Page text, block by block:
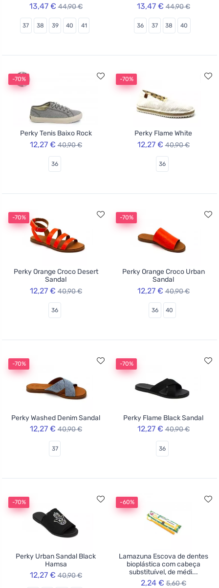
13,47 € 44,90 €
37 38 39 40 41
13,47 € 44,90 €
36 37 38 40
-70%
Perky Tenis Baixo Rock
12,27 € 40,90 €
36
-70%
Perky Flame White
12,27 € 40,90 €
36
-70%
Perky Orange Croco Desert
Sandal
12,27 € 40,90 €
36
-70%
Perky Orange Croco Urban
Sandal
12,27 € 40,90 €
36 40
-70%
Perky Washed Denim Sandal
12,27 € 40,90 €
37
-70%
Perky Flame Black Sandal
12,27 € 40,90 €
36
-70%
Perky Urban Sandal Black
Hamsa
12,27 € 40,90 €
-60%
Lamazuna Escova de dentes
bioplástica com cabeça
substituível, de médi...
2,24 € 5,60 €